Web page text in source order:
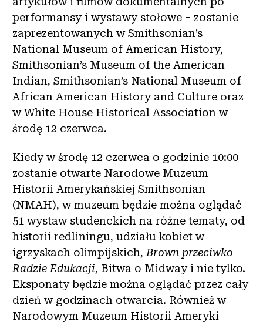
performansy i wystawy stołowe – zostanie
zaprezentowanych w Smithsonian’s
National Museum of American History,
Smithsonian’s Museum of the American
Indian, Smithsonian’s National Museum of
African American History and Culture oraz
w White House Historical Association w
środę 12 czerwca.
Kiedy w środę 12 czerwca o godzinie 10:00
zostanie otwarte Narodowe Muzeum
Historii Amerykańskiej Smithsonian
(NMAH), w muzeum będzie można oglądać
51 wystaw studenckich na różne tematy, od
historii redliningu, udziału kobiet w
igrzyskach olimpijskich,Brown przeciwko
Radzie Edukacji, Bitwa o Midway i nie tylko.
Eksponaty będzie można oglądać przez cały
dzień w godzinach otwarcia. Również w
Narodowym Muzeum Historii Ameryki